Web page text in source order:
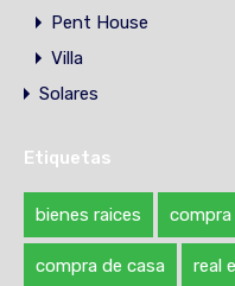
Pent House
Villa
Solares
Etiquetas
bienes raices
compra de casa real